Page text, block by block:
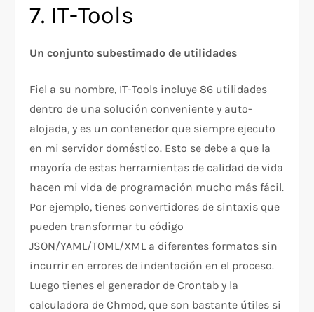
7. IT-Tools
Un conjunto subestimado de utilidades
Fiel a su nombre, IT-Tools incluye 86 utilidades
dentro de una solución conveniente y auto-
alojada, y es un contenedor que siempre ejecuto
en mi servidor doméstico. Esto se debe a que la
mayoría de estas herramientas de calidad de vida
hacen mi vida de programación mucho más fácil.
Por ejemplo, tienes convertidores de sintaxis que
pueden transformar tu código
JSON/YAML/TOML/XML a diferentes formatos sin
incurrir en errores de indentación en el proceso.
Luego tienes el generador de Crontab y la
calculadora de Chmod, que son bastante útiles si